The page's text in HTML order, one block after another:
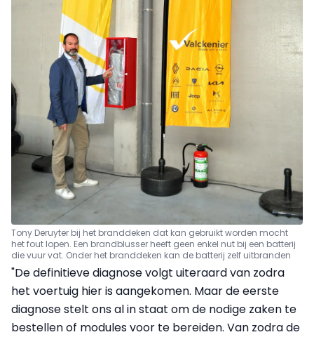
Tony Deruyter bij het branddeken dat kan gebruikt worden mocht
het fout lopen. Een brandblusser heeft geen enkel nut bij een batterij
die vuur vat. Onder het branddeken kan de batterij zelf uitbranden
"De definitieve diagnose volgt uiteraard van zodra
het voertuig hier is aangekomen. Maar de eerste
diagnose stelt ons al in staat om de nodige zaken te
bestellen of modules voor te bereiden. Van zodra de